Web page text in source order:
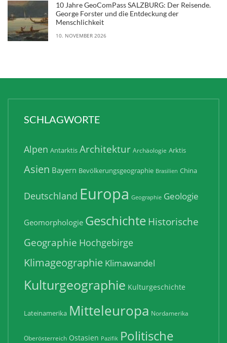
10 Jahre GeoComPass SALZBURG: Der Reisende.
George Forster und die Entdeckung der
Menschlichkeit
10. NOVEMBER 2026
SCHLAGWORTE
Alpen Antarktis Architektur Archäologie Arktis
Asien Bayern Bevölkerungsgeographie Brasilien China
Deutschland Europa Geographie Geologie
Geomorphologie GeschichteHistorische
Geographie Hochgebirge
Klimageographie Klimawandel
Kulturgeographie Kulturgeschichte
Lateinamerika Mitteleuropa Nordamerika
Oberösterreich Ostasien Pazifik Politische